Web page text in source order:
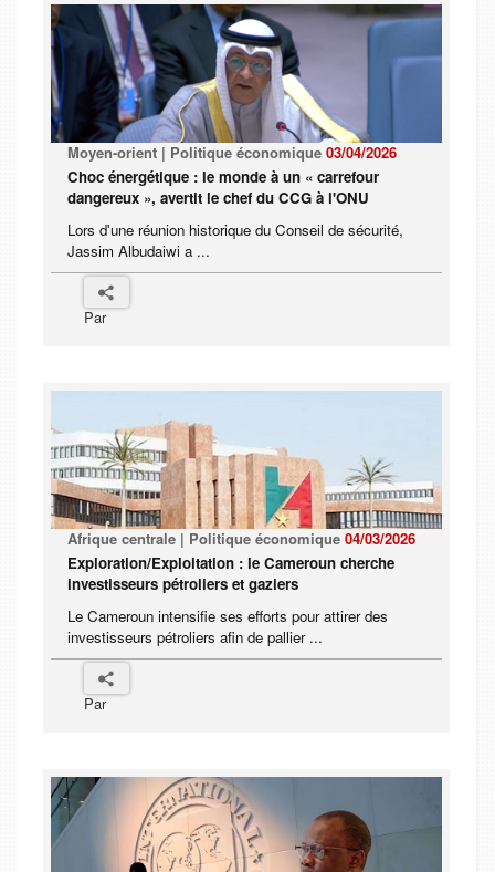
Moyen-orient | Politique économique 03/04/2026
Choc énergétique : le monde à un « carrefour
dangereux », avertit le chef du CCG à l'ONU
Lors d'une réunion historique du Conseil de sécurité,
Jassim Albudaiwi a ...
Par
Afrique centrale | Politique économique 04/03/2026
Exploration/Exploitation : le Cameroun cherche
investisseurs pétroliers et gaziers
Le Cameroun intensifie ses efforts pour attirer des
investisseurs pétroliers afin de pallier ...
Par